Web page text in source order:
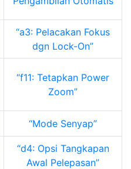
a3: Pelacakan Fokus
dgn Lock-On
f11: Tetapkan Power
Zoom
Mode Senyap
d4: Opsi Tangkapan
Awal Pelepasan